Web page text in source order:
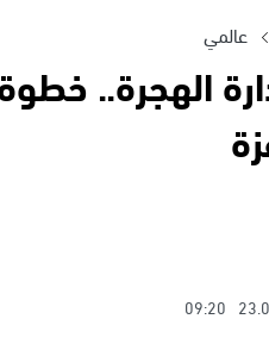
عالمي
الهجرة..
09:20